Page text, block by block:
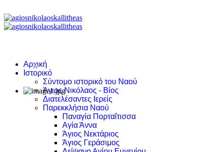
Αρχική
Ιστορικό
Σύντομο ιστορικό του Ναού
Άγιος Νικόλαος - Βίος
Διατελέσαντες Ιερείς
Παρεκκλήσια Ναού
Παναγία Πορταΐτισσα
Αγία Άννα
Άγιος Νεκτάριος
Άγιος Γεράσιμος